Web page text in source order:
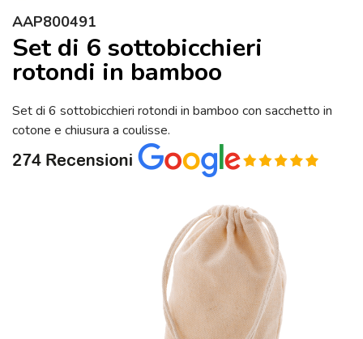
Home » Gadget Cucina
AAP800491
Set di 6 sottobicchieri
rotondi in bamboo
Set di 6 sottobicchieri rotondi in bamboo con sacchetto in
cotone e chiusura a coulisse.